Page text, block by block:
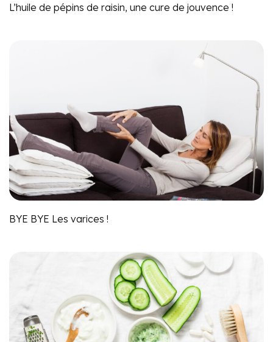
L’huile de pépins de raisin, une cure de jouvence !
BYE BYE Les varices !